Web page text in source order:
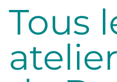
Tous